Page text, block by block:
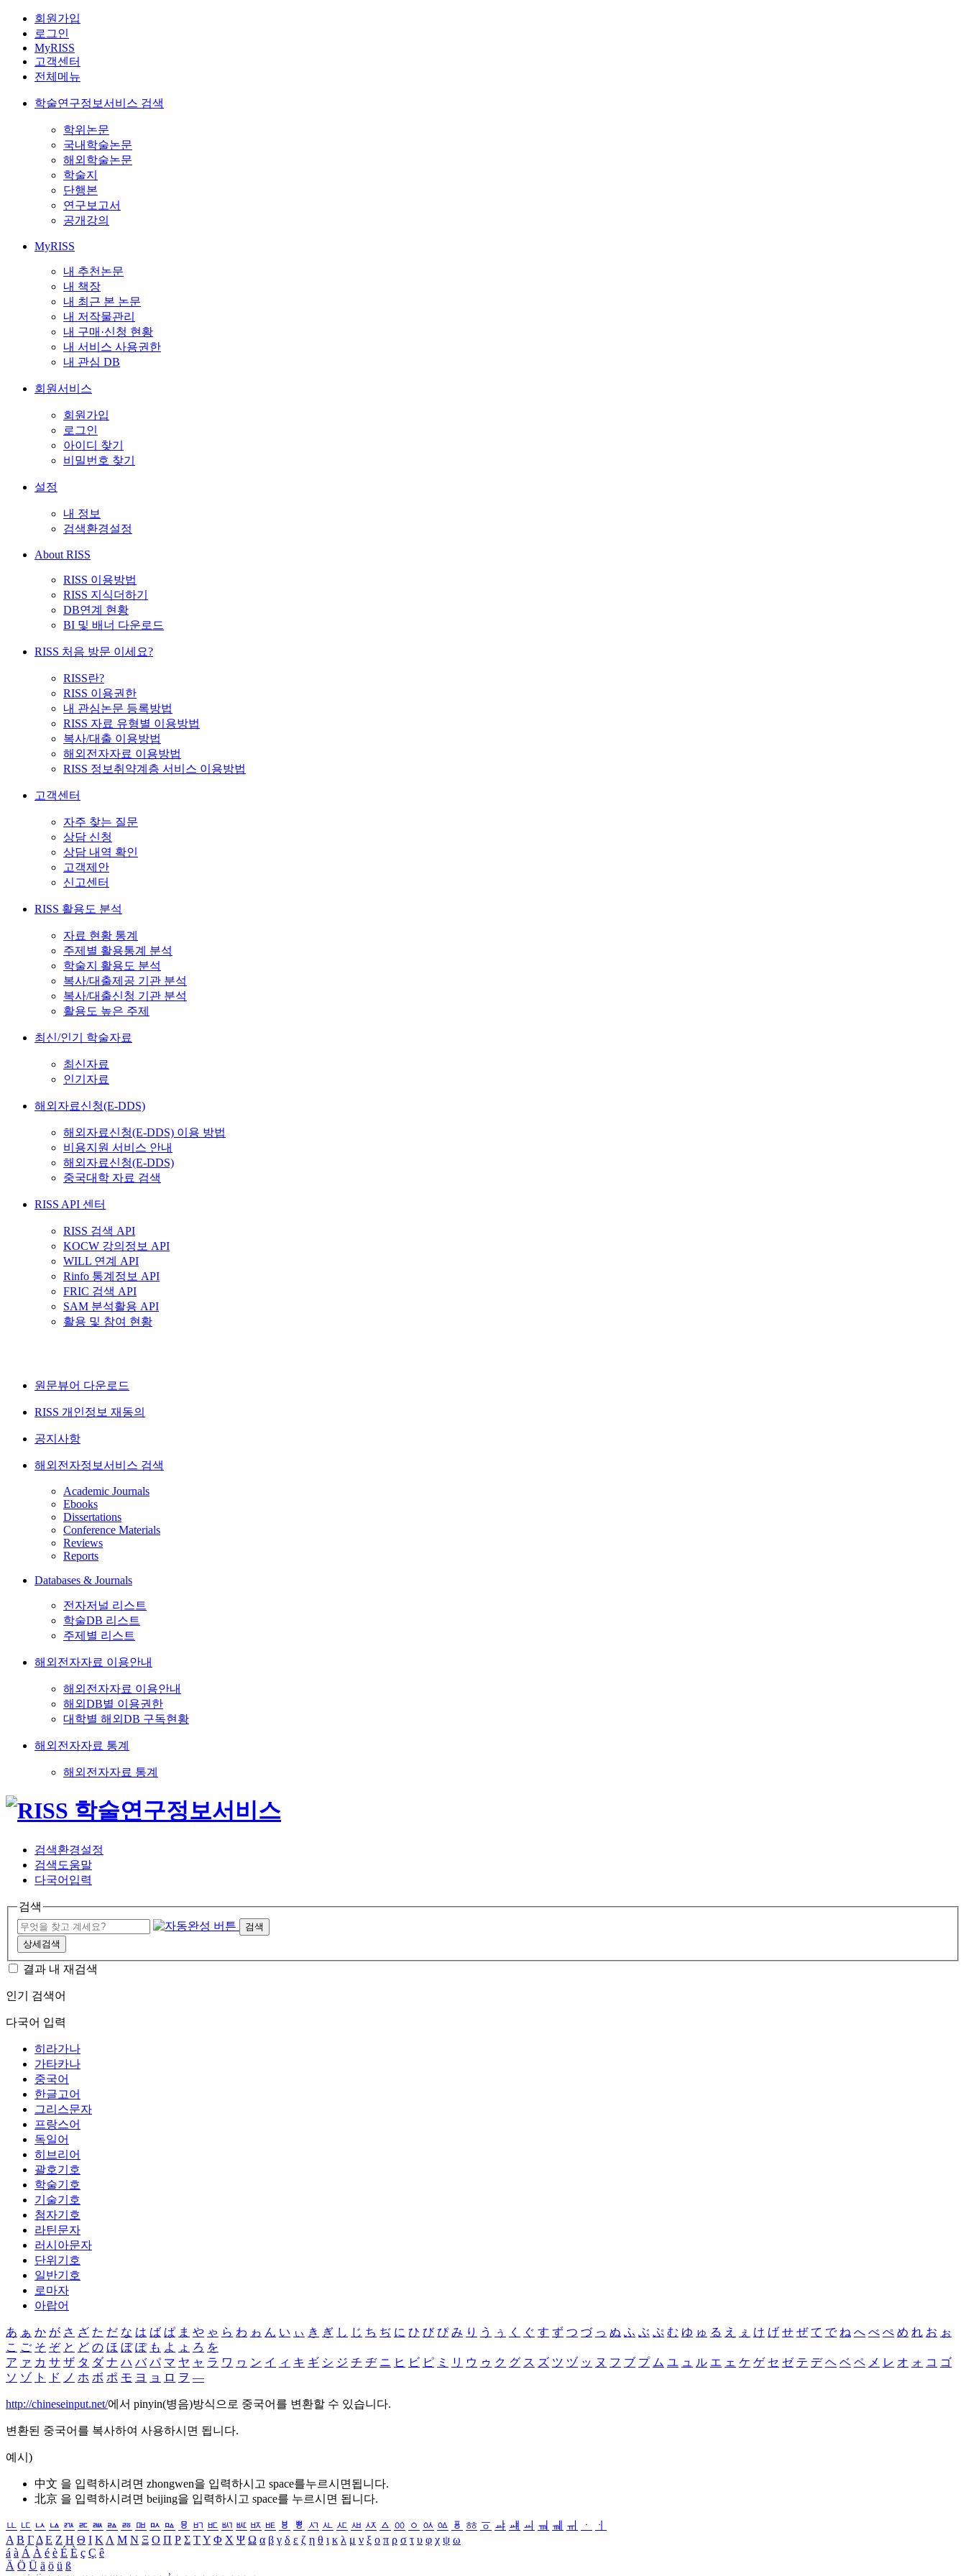
회원가입
로그인
MyRISS
고객센터
전체메뉴
학술연구정보서비스 검색
학위논문
국내학술논문
해외학술논문
학술지
단행본
연구보고서
공개강의
MyRISS
내 추천논문
내 책장
내 최근 본 논문
내 저작물관리
내 구매·신청 현황
내 서비스 사용권한
내 관심 DB
회원서비스
회원가입
로그인
아이디 찾기
비밀번호 찾기
설정
내 정보
검색환경설정
About RISS
RISS 이용방법
RISS 지식더하기
DB연계 현황
BI 및 배너 다운로드
RISS 처음 방문 이세요?
RISS란?
RISS 이용권한
내 관심논문 등록방법
RISS 자료 유형별 이용방법
복사/대출 이용방법
해외전자자료 이용방법
RISS 정보취약계층 서비스 이용방법
고객센터
자주 찾는 질문
상담 신청
상담 내역 확인
고객제안
신고센터
RISS 활용도 분석
자료 현황 통계
주제별 활용통계 분석
학술지 활용도 분석
복사/대출제공 기관 분석
복사/대출신청 기관 분석
활용도 높은 주제
최신/인기 학술자료
최신자료
인기자료
해외자료신청(E-DDS)
해외자료신청(E-DDS) 이용 방법
비용지원 서비스 안내
해외자료신청(E-DDS)
중국대학 자료 검색
RISS API 센터
RISS 검색 API
KOCW 강의정보 API
WILL 연계 API
Rinfo 통계정보 API
FRIC 검색 API
SAM 분석활용 API
활용 및 참여 현황
원문뷰어 다운로드
RISS 개인정보 재동의
공지사항
해외전자정보서비스 검색
Academic Journals
Ebooks
Dissertations
Conference Materials
Reviews
Reports
Databases & Journals
전자저널 리스트
학술DB 리스트
주제별 리스트
해외전자자료 이용안내
해외전자자료 이용안내
해외DB별 이용권한
대학별 해외DB 구독현황
해외전자자료 통계
해외전자자료 통계
검색환경설정
검색도움말
다국어입력
검색
검색
상세검색
결과 내 재검색
인기 검색어
다국어 입력
히라가나
가타카나
중국어
한글고어
그리스문자
프랑스어
독일어
히브리어
괄호기호
학술기호
기술기호
첨자기호
라틴문자
러시아문자
단위기호
일반기호
로마자
아랍어
あ ぁ か が さ ざ た だ な は ば ぱ ま や ゃ ら わ ゎ ん い ぃ き ぎ し じ ち ぢ に ひ び ぴ み り う ぅ く ぐ す ず つ づ っ ぬ ふ ぶ ぷ む ゆ ゅ る え ぇ け げ せ ぜ て で ね へ べ ぺ め れ お ぉ
こ ご そ ぞ と ど の ほ ぼ ぽ も よ ょ ろ を
ア ァ カ サ ザ タ ダ ナ ハ バ パ マ ヤ ャ ラ ワ ヮ ン イ ィ キ ギ シ ジ チ ヂ ニ ヒ ビ ピ ミ リ ウ ゥ ク グ ス ズ ツ ヅ ッ ヌ フ ブ プ ム ユ ュ ル エ ェ ケ ゲ セ ゼ テ デ ヘ ベ ペ メ レ オ ォ コ ゴ
ソ ゾ ト ド ノ ホ ボ ポ モ ヨ ョ ロ ヲ ―
http://chineseinput.net/에서 pinyin(병음)방식으로 중국어를 변환할 수 있습니다.
변환된 중국어를 복사하여 사용하시면 됩니다.
예시)
中文 을 입력하시려면 zhongwen을 입력하시고 space를누르시면됩니다.
北京 을 입력하시려면 beijing을 입력하시고 space를 누르시면 됩니다.
ㅥ ㅦ ㅧ ㅨ ㅩ ㅪ ㅫ ㅬ ㅭ ㅮ ㅯ ㅰ ㅱ ㅲ ㅳ ㅴ ㅵ ㅶ ㅷ ㅸ ㅹ ㅺ ㅻ ㅼ ㅽ ㅾ ㅿ ㆀ ㆁ ㆂ ㆃ ㆄ ㆅ ㆆ ㆇ ㆈ ㆉ ㆊ ㆋ ㆌ ㆍ
ㆎ
Α Β ΓΔ Ε Ζ Η Θ Ι ΚΛ Μ Ν Ξ Ο Π Ρ Σ ΤΥ Φ Χ Ψ Ω α β γ δ ε ζ η θ ι κ λ μ ν ξ ο π ρ σ τ υ φ χ ψ ω
á à Á À é è É È ç Ç ê
Ä Ö Ü ä ö ü ß